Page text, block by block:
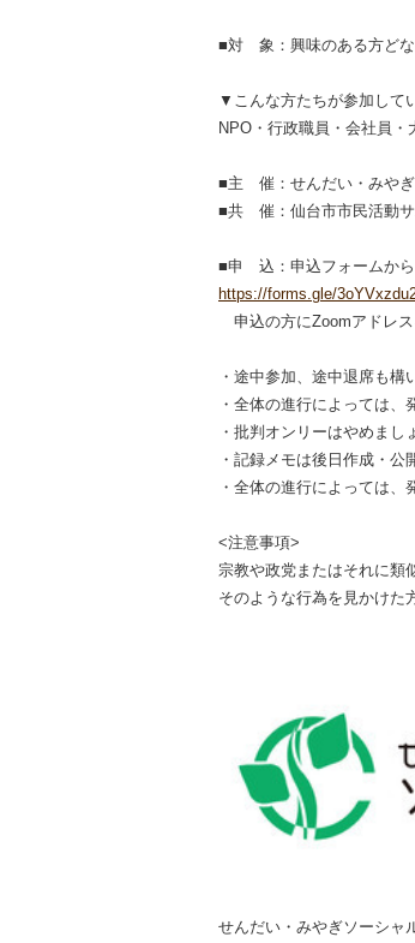
■対 象：興味のある方どな
▼こんな方たちが参加して
NPO・行政職員・会社員・
■主 催：せんだい・みや
■共 催：仙台市市民活動サ
■申 込：申込フォームから
https://forms.gle/
申込の方にZoomアドレス
・途中参加、途中退席も構
・全体の進行によっては、
・批判オンリーはやめまし
・記録メモは後日作成・公
・全体の進行によっては、
<注意事項>
宗教や政党またはそれに類
そのような行為を見かけた
せんだい・みやぎソーシャ